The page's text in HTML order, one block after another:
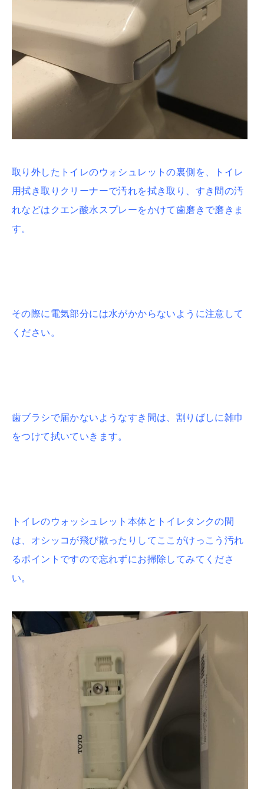
取り外したトイレのウォシュレットの裏側を、トイレ
用拭き取りクリーナーで汚れを拭き取り、すき間の汚
れなどはクエン酸水スプレーをかけて歯磨きで磨きま
す。
その際に電気部分には水がかからないように注意して
ください。
歯ブラシで届かないようなすき間は、割りばしに雑巾
をつけて拭いていきます。
トイレのウォッシュレット本体とトイレタンクの間
は、 オシッコが飛び散ったりしてここがけっこう汚れ
るポイントですので忘れずにお掃除してみてくださ
い。